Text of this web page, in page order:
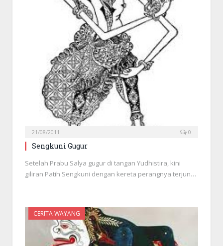
21/08/2011 0
Sengkuni Gugur
Setelah Prabu Salya gugur di tangan Yudhistira, kini
giliran Patih Sengkuni dengan kereta perangnya terjun…
CERITA WAYANG